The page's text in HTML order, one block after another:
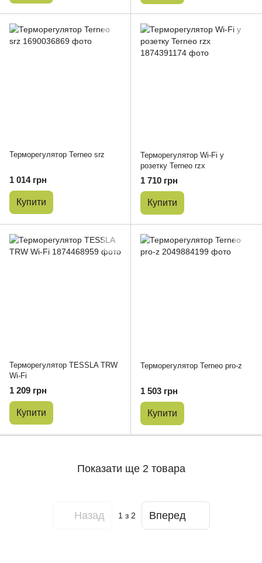
Терморегулятор Terneo srz
1 014 грн
Купити
Терморегулятор Wi-Fi у
розетку Terneo rzx
1 710 грн
Купити
Терморегулятор TESSLA TRW
Wi-Fi
1 209 грн
Купити
Терморегулятор Terneo pro-z
1 503 грн
Купити
Показати ще 2 товара
Назад 1з 2 Вперед